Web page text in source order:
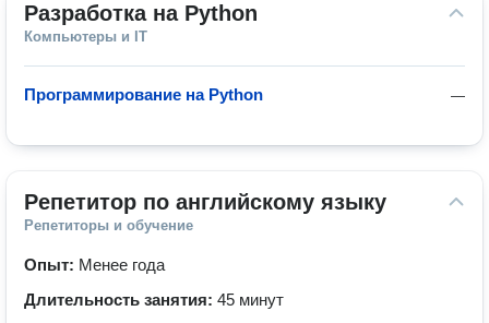
Разработка на Python
Компьютеры и IT
—
Программирование на Python
Репетитор по английскому языку
Репетиторы и обучение
Опыт: Менее года
Длительность занятия: 45 минут